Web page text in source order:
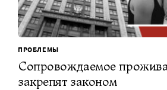
ПРОБЛЕМЫ
Сопровождаемое
закрепят законом